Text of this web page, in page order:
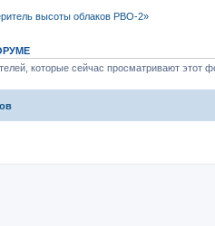
высоты облаков РВО-2»
которые сейчас просматривают этот